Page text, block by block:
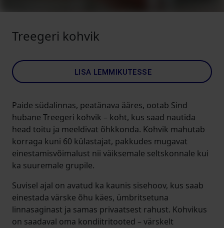
Treegeri kohvik
LISA LEMMIKUTESSE
Paide südalinnas, peatänava ääres, ootab Sind
hubane Treegeri kohvik – koht, kus saad nautida
head toitu ja meeldivat õhkkonda. Kohvik mahutab
korraga kuni 60 külastajat, pakkudes mugavat
einestamisvõimalust nii väiksemale seltskonnale kui
ka suuremale grupile.
Suvisel ajal on avatud ka kaunis sisehoov, kus saab
einestada värske õhu käes, ümbritsetuna
linnasaginast ja samas privaatsest rahust. Kohvikus
on saadaval oma kondiitritooted – värskelt